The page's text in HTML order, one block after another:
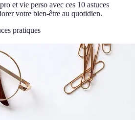
et vie perso avec ces 10 astuces
votre bien-être au quotidien.
pratiques